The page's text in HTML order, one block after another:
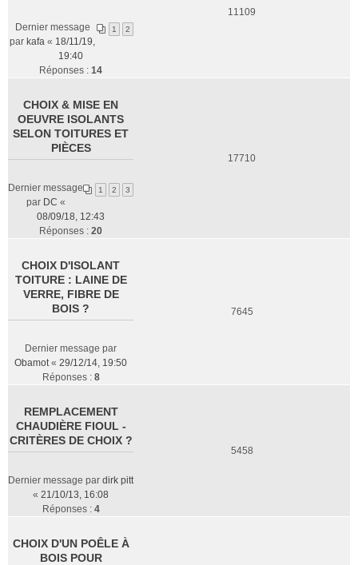
1 2
Dernier message
par kafa « 18/11/19,
19:40
Réponses : 14
11109
CHOIX & MISE EN
OEUVRE ISOLANTS
SELON TOITURES ET
PIÈCES
1 2 3
Dernier message
par DC «
08/09/18, 12:43
Réponses : 20
17710
CHOIX D'ISOLANT
TOITURE : LAINE DE
VERRE, FIBRE DE
BOIS ?
Dernier message par
Obamot« 29/12/14, 19:50
Réponses : 8
7645
REMPLACEMENT
CHAUDIÈRE FIOUL -
CRITÈRES DE CHOIX ?
Dernier message par dirk pitt
« 21/10/13, 16:08
Réponses : 4
5458
CHOIX D'UN POÊLE À
BOIS POUR